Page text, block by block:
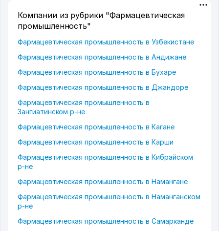
Компании из рубрики "Фармацевтическая
промышленность"
Фармацевтическая промышленность в Узбекистане
Фармацевтическая промышленность в Андижане
Фармацевтическая промышленность в Бухаре
Фармацевтическая промышленность в Джандоре
Фармацевтическая промышленность в
Зангиатинском р-не
Фармацевтическая промышленность в Кагане
Фармацевтическая промышленность в Карши
Фармацевтическая промышленность в Кибрайском
р-не
Фармацевтическая промышленность в Намангане
Фармацевтическая промышленность в Наманганском
р-не
Фармацевтическая промышленность в Самарканде